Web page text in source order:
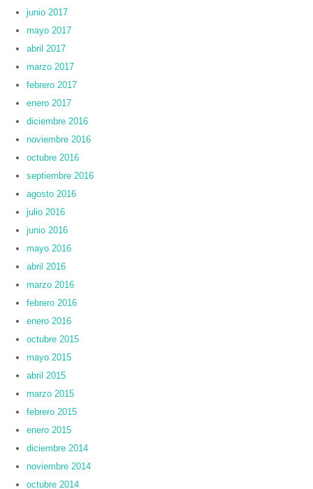
junio 2017
mayo 2017
abril 2017
marzo 2017
febrero 2017
enero 2017
diciembre 2016
noviembre 2016
octubre 2016
septiembre 2016
agosto 2016
julio 2016
junio 2016
mayo 2016
abril 2016
marzo 2016
febrero 2016
enero 2016
octubre 2015
mayo 2015
abril 2015
marzo 2015
febrero 2015
enero 2015
diciembre 2014
noviembre 2014
octubre 2014